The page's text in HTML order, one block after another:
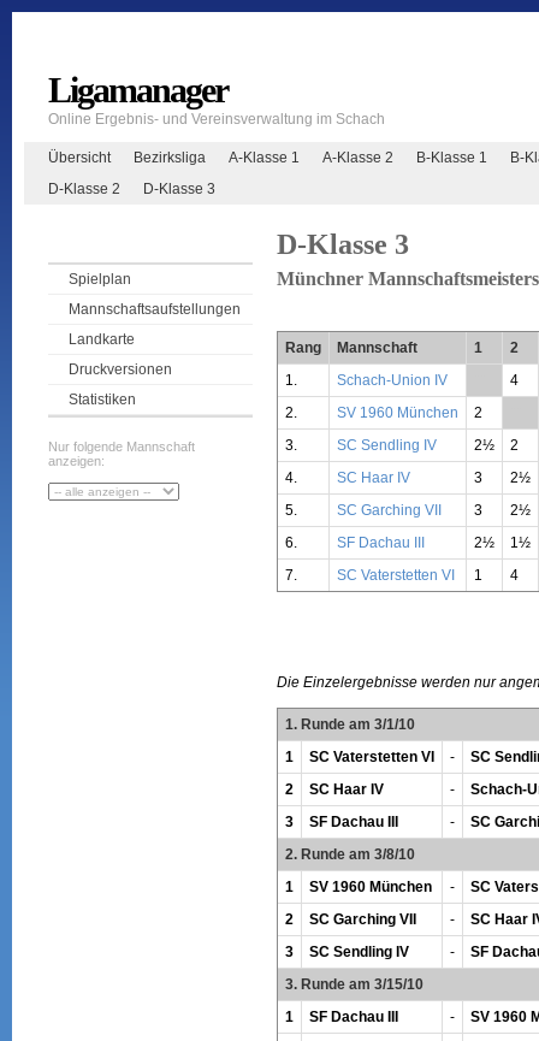
Ligamanager
Online Ergebnis- und Vereinsverwaltung im Schach
Übersicht Bezirksliga A-Klasse 1 A-Klasse 2 B-Klasse 1
B-
D-Klasse 2
D-Klasse 3
Spielplan
Mannschaftsaufstellungen
Landkarte
Druckversionen
Statistiken
Nur folgende Mannschaft
anzeigen:
D-Klasse 3
Münchner
Rang Mannschaft 1
2
1.
Schach-Union IV
4
2.
SV 1960 München 2
3.
SC Sendling IV 2½
2
4.
SC Haar IV 3
2½
5.
SC Garching VII 3
2½
6.
SF Dachau III 2½
1½
7.
SC Vaterstetten VI 1 4
Die Einzelergebnisse werden nur
1. Runde am 3/1/10
1
SC Vaterstetten VI -
SC
2
SC Haar IV -
Schach-
3
SF Dachau III -
SC
2. Runde am 3/8/10
1
SV 1960 München -
SC
2
SC Garching VII -
SC Haar
3
SC Sendling IV -
SF
3. Runde am 3/15/10
1
SF Dachau III -
SV 1960